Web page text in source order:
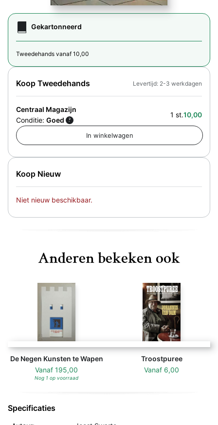
Gekartonneerd
Tweedehands vanaf 10,00
Koop Tweedehands
Centraal Magazijn
Conditie: Goed ?
1 st.10,00
Levertijd: 2-3 werkdagen
Koop Nieuw
Niet nieuw beschikbaar.
Anderen bekeken ook
De Negen Kunsten te Wapen
Vanaf 195,00
Nog 1 op voorraad
Troostpuree
Vanaf 6,00
Specificaties